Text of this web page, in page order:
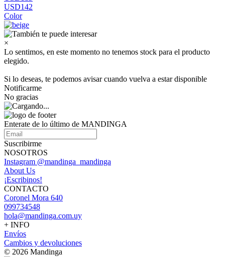
USD142
Color
×
Lo sentimos, en este momento no tenemos stock para el producto
elegido.
Si lo deseas, te podemos avisar cuando vuelva a estar disponible
Notificarme
No gracias
Enterate de lo último de MANDINGA
Suscribirme
NOSOTROS
Instagram @mandinga_mandinga
About Us
¡Escribinos!
CONTACTO
Coronel Mora 640
099734548
hola@mandinga.com.uy
+ INFO
Envíos
Cambios y devoluciones
© 2026 Mandinga